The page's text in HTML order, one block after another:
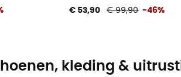
€ 53,90 € 99,90 -46%
kleding &